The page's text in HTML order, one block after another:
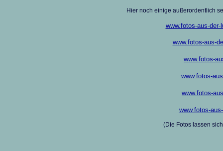
Hier noch einige außerordentlich
www.fotos-aus-der-
www.fotos-aus-
www.fotos-
www.fotos-
www.fotos-
www.fotos-
(Die Fotos lassen